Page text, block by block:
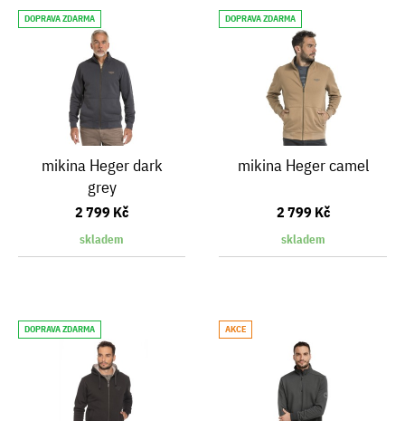
DOPRAVA ZDARMA
mikina Heger dark
grey
2 799 Kč
skladem
DOPRAVA ZDARMA
mikina Heger camel
2 799 Kč
skladem
DOPRAVA ZDARMA AKCE